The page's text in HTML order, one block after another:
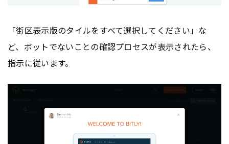
「街区表示版のタイルをすべて選択してください」な
ど、ボットでないことの確認プロセスが表示されたら、
指示に従います。